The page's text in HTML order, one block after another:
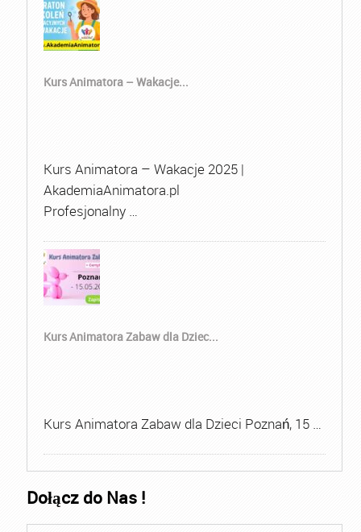
Kurs Animatora – Wakacje...
Kurs Animatora – Wakacje 2025 |
AkademiaAnimatora.pl
Profesjonalny …
Kurs Animatora Zabaw dla Dziec...
Kurs Animatora Zabaw dla Dzieci Poznań, 15 …
Dołącz do Nas !